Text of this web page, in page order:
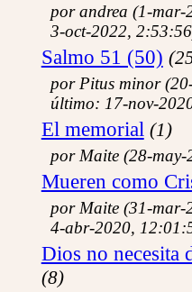
Volver a la portada
Biblia
Navegador bíblico
Sinopsis evangélica
Vocabulario de
Los Salmos
Sillón bíblico
Personajes de la
Geografía de los
Oración
La Liturgia
Lecturas de la misa
Devocionario
Caminos de
Oratorio de Jesús
por andrea (1-
3-oct-2022,
Salmo 51 (50)
por Pitus minor
último: 17-nov-
El memorial (1)
por Maite (28-may-
Mueren como
por Maite (31-mar-
4-abr-2020,
Dios no necesita
(8)